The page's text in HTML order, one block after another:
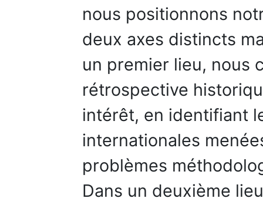
nous positionnons
deux axes distincts
un premier lieu, nous
rétrospective
intérêt, en identifiant
internationales
problèmes
Dans un deuxième